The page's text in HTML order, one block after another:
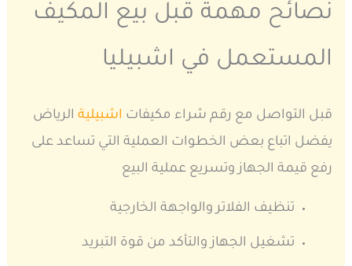
نصائح مهمة قبل بيع المكيف
المستعمل في اشبيليا
قبل التواصل مع رقم شراء مكيفات اشبيليةالرياض
يفضل اتباع بعض الخطوات العملية التي تساعد على
رفع قيمة الجهاز وتسريع عملية البيع
تنظيف الفلاتر والواجهة الخارجية
تشغيل الجهاز والتأكد من قوة التبريد